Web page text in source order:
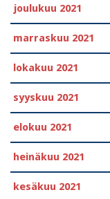
joulukuu 2021
marraskuu 2021
lokakuu 2021
syyskuu 2021
elokuu 2021
heinäkuu 2021
kesäkuu 2021